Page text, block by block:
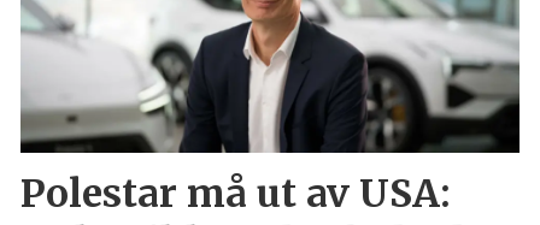
Polestar må ut av USA: